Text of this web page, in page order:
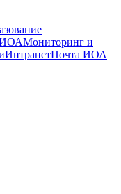
ИОАМониторинг и
ИнтранетПочта ИОА